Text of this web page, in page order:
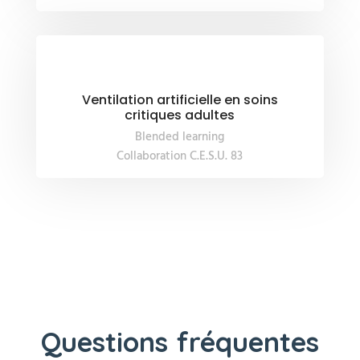
Ventilation artificielle en soins
critiques adultes
Blended learning
Collaboration C.E.S.U. 83
Questions fréquentes